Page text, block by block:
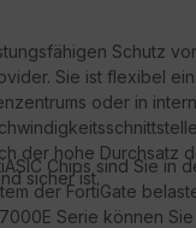
Schutz
Sie ist flexibel
oder in
der hohe Durchsatz
sicher ist.
Chips sind Sie in
der FortiGate
Serie können